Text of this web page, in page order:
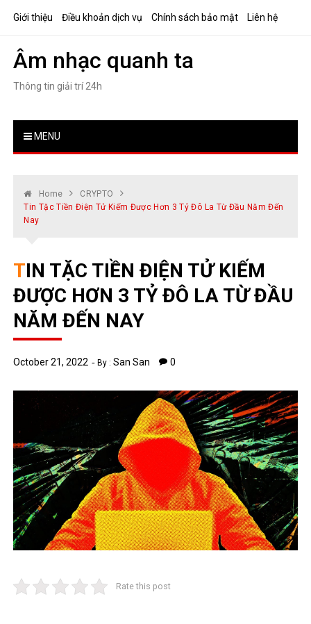
Giới thiệu Điều khoản dịch vụ Chính sách bảo mật Liên hệ
Âm nhạc quanh ta
Thông tin giải trí 24h
MENU
Home
CRYPTO
Tin Tặc Tiền Điện Tử Kiếm Được Hơn 3 Tỷ Đô La Từ Đầu Năm Đến
Nay
TIN TẶC TIỀN ĐIỆN TỬ KIẾM
ĐƯỢC HƠN 3 TỶ ĐÔ LA TỪ ĐẦU
NĂM ĐẾN NAY
October 21, 2022 By :San San 0
Rate this post